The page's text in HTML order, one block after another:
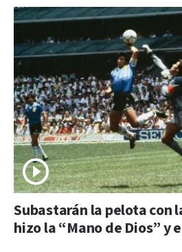
Subastarán la pelota con
hizo la “Mano de Dios” y